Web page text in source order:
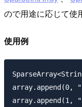
ので用途に応じて使
使用例
array.append(0, "
array.append(1, "